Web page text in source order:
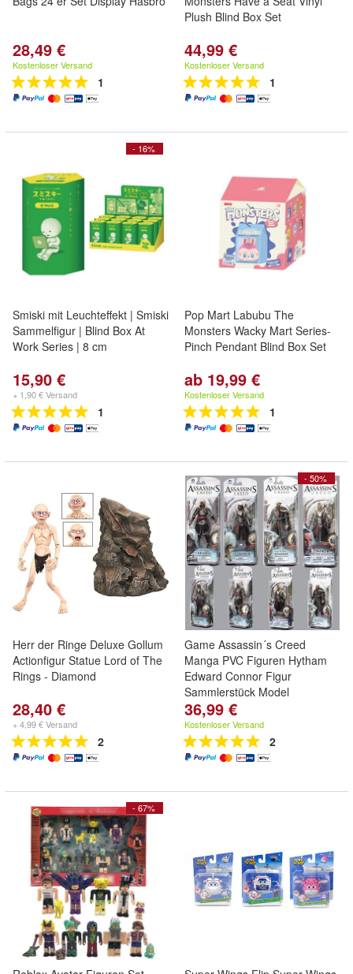
28,49 €
Kostenloser Versand
1
Plush Blind Box Set
44,99 €
Kostenloser Versand
1
- 16%
Smiski mit Leuchteffekt | Smiski
Sammelfigur | Blind Box At
Work Series | 8 cm
15,90 €
+ 1,90 € Versand
1
Pop Mart Labubu The
Monsters Wacky Mart Series-
Pinch Pendant Blind Box Set
ab 19,99 €
Kostenloser Versand
1
Herr der Ringe Deluxe Gollum
Actionfigur Statue Lord of The
Rings - Diamond
28,40 €
+ 4,99 € Versand
2
- 50%
Game Assassin´s Creed
Manga PVC Figuren Hytham
Edward Connor Figur
Sammlerstück Model
36,99 €
Kostenloser Versand
2
- 67%